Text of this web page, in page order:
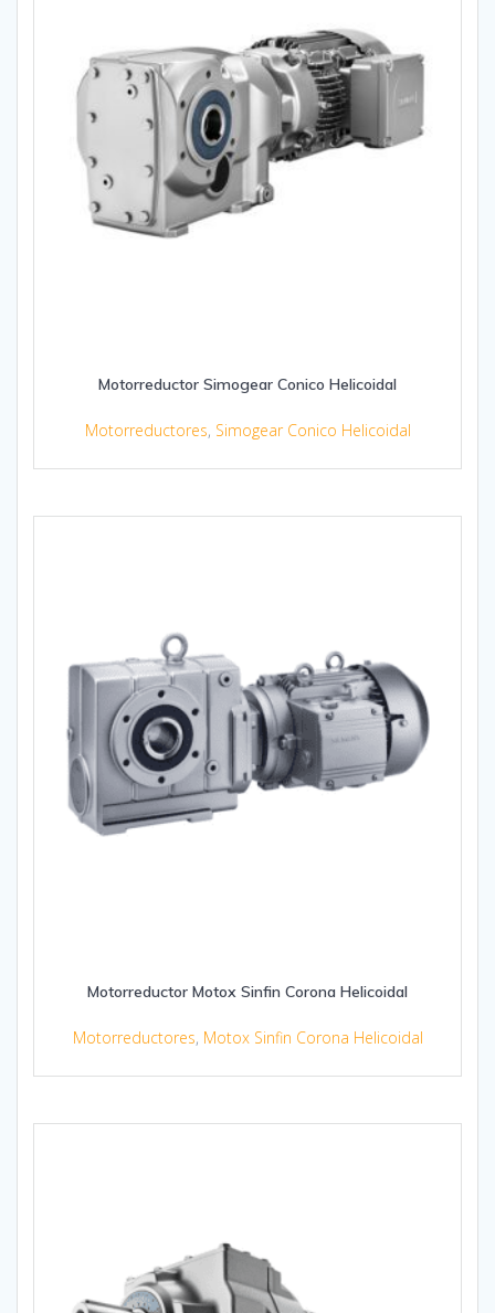
Motorreductor Simogear Conico Helicoidal
Motorreductores, Simogear Conico Helicoidal
Motorreductor Motox Sinfin Corona Helicoidal
Motorreductores, Motox Sinfin Corona Helicoidal